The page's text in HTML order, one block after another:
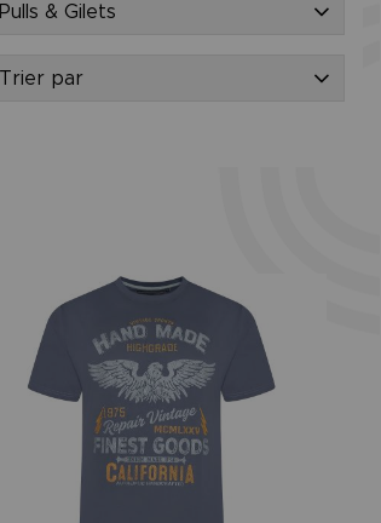
Pulls & Gilets
Trier par